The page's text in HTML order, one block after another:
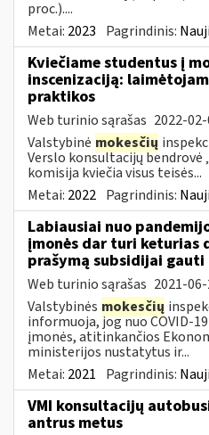
proc.)....
Metai: 2023 Pagrindinis:
Kviečiame studentus į
inscenizaciją:
praktikos
Web turinio sąrašas 2022-
Valstybinė mokesčių
Verslo konsultacijų bendrovė
komisija kviečia visus teisės...
Metai: 2022 Pagrindinis:
Labiausiai nuo
įmonės dar turi keturias
prašymą subsidijai gauti
Web turinio sąrašas 2021-
Valstybinės mokesčių
informuoja, jog nuo COVID-
įmonės, atitinkančios
ministerijos nustatytus ir...
Metai: 2021 Pagrindinis:
VMI konsultacijų
antrus metus